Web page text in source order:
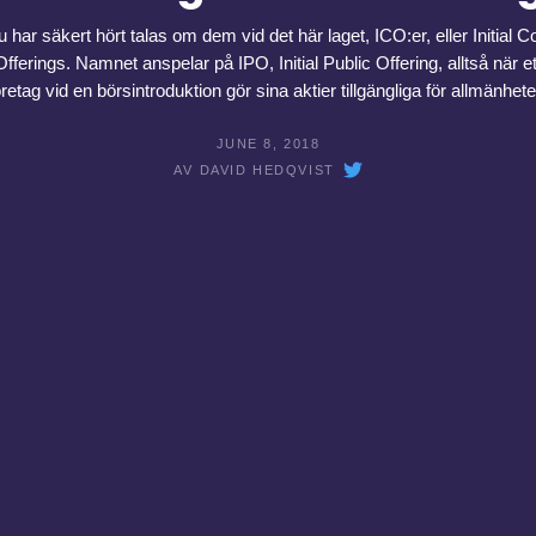
har säkert hört talas om dem vid det här laget, ICO:er, eller Initial
Namnet anspelar på IPO, Initial Public Offering, alltså när
vid en börsintroduktion gör sina aktier tillgängliga för
JUNE 8, 2018
AV
DAVID HEDQVIST